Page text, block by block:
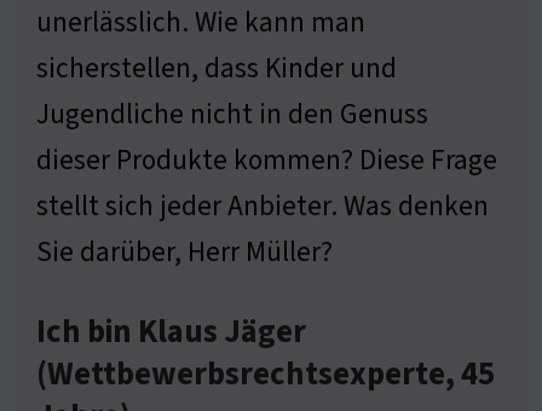
unerlässlich. Wie kann man
sicherstellen, dass Kinder und
Jugendliche nicht in den Genuss
dieser Produkte kommen? Diese Frage
stellt sich jeder Anbieter. Was denken
Sie darüber, Herr Müller?
Ich bin Klaus Jäger
(Wettbewerbsrechtsexperte, 45